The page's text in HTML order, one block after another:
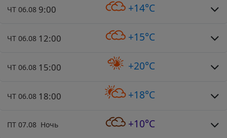
ЧТ 06.08 9:00 +14°C
ЧТ 06.08 12:00 +15°C
ЧТ 06.08 15:00 +20°C
ЧТ 06.08 18:00 +18°C
ПТ 07.08 Ночь +10°C